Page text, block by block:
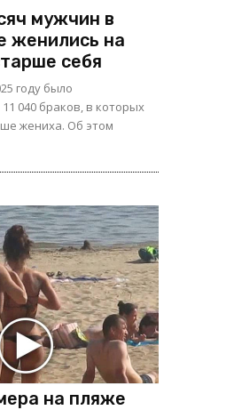
мужчин в
женились на
себя
году было
040 браков, в которых
жениха. Об этом
на пляже